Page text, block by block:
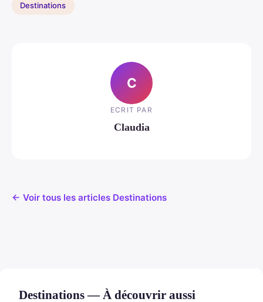
Destinations
C
ECRIT PAR
Claudia
← Voir tous les articles Destinations
Destinations — À découvrir aussi